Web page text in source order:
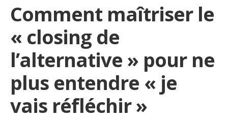
Comment maîtriser le
« closing de
l’alternative » pour ne
plus entendre « je
vais réfléchir »